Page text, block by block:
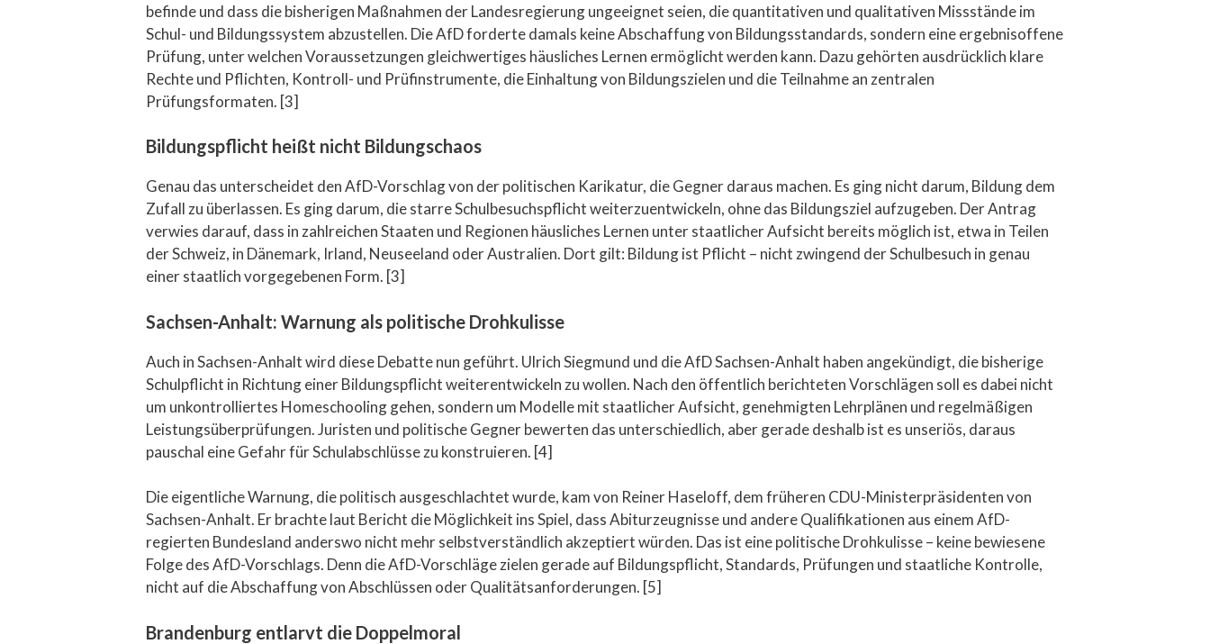
befinde und dass die bisherigen Maßnahmen der Landesregierung ungeeignet seien, die quantitativen und qualitativen Missstände im
Schul- und Bildungssystem abzustellen. Die AfD forderte damals keine Abschaffung von Bildungsstandards, sondern eine ergebnisoffene
Prüfung, unter welchen Voraussetzungen gleichwertiges häusliches Lernen ermöglicht werden kann. Dazu gehörten ausdrücklich klare
Rechte und Pflichten, Kontroll- und Prüfinstrumente, die Einhaltung von Bildungszielen und die Teilnahme an zentralen
Prüfungsformaten. [3]
Bildungspflicht heißt nicht Bildungschaos
Genau das unterscheidet den AfD-Vorschlag von der politischen Karikatur, die Gegner daraus machen. Es ging nicht darum, Bildung dem
Zufall zu überlassen. Es ging darum, die starre Schulbesuchspflicht weiterzuentwickeln, ohne das Bildungsziel aufzugeben. Der Antrag
verwies darauf, dass in zahlreichen Staaten und Regionen häusliches Lernen unter staatlicher Aufsicht bereits möglich ist, etwa in Teilen
der Schweiz, in Dänemark, Irland, Neuseeland oder Australien. Dort gilt: Bildung ist Pflicht – nicht zwingend der Schulbesuch in genau
einer staatlich vorgegebenen Form. [3]
Sachsen-Anhalt: Warnung als politische Drohkulisse
Auch in Sachsen-Anhalt wird diese Debatte nun geführt. Ulrich Siegmund und die AfD Sachsen-Anhalt haben angekündigt, die bisherige
Schulpflicht in Richtung einer Bildungspflicht weiterentwickeln zu wollen. Nach den öffentlich berichteten Vorschlägen soll es dabei nicht
um unkontrolliertes Homeschooling gehen, sondern um Modelle mit staatlicher Aufsicht, genehmigten Lehrplänen und regelmäßigen
Leistungsüberprüfungen. Juristen und politische Gegner bewerten das unterschiedlich, aber gerade deshalb ist es unseriös, daraus
pauschal eine Gefahr für Schulabschlüsse zu konstruieren. [4]
Die eigentliche Warnung, die politisch ausgeschlachtet wurde, kam von Reiner Haseloff, dem früheren CDU-Ministerpräsidenten von
Sachsen-Anhalt. Er brachte laut Bericht die Möglichkeit ins Spiel, dass Abiturzeugnisse und andere Qualifikationen aus einem AfD-
regierten Bundesland anderswo nicht mehr selbstverständlich akzeptiert würden. Das ist eine politische Drohkulisse – keine bewiesene
Folge des AfD-Vorschlags. Denn die AfD-Vorschläge zielen gerade auf Bildungspflicht, Standards, Prüfungen und staatliche Kontrolle,
nicht auf die Abschaffung von Abschlüssen oder Qualitätsanforderungen. [5]
Brandenburg entlarvt die Doppelmoral